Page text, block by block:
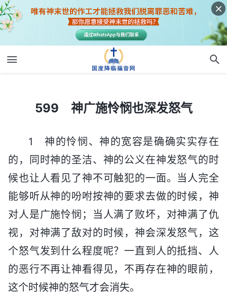
599 神广施怜悯也深发怒气
1 神的怜悯、神的宽容是确确实实存在
的，同时神的圣洁、神的公义在神发怒气的时
候也让人看见了神不可触犯的一面。当人完全
能够听从神的吩咐按神的要求去做的时候，神
对人是广施怜悯；当人满了败坏，对神满了仇
视，对神满了敌对的时候，神会深发怒气，这
个怒气发到什么程度呢？一直到人的抵挡、人
的恶行不再让神看得见，不再存在神的眼前，
这个时候神的怒气才会消失。